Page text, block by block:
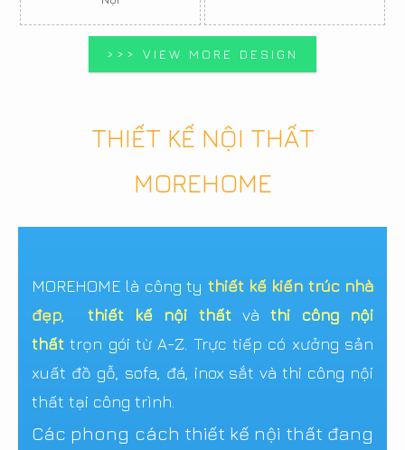
>>> VIEW MORE DESIGN
THIẾT KẾ NỘI THẤT
MOREHOME
MOREHOME là công ty thiết kế kiến trúc nhà
đẹp
thiết kế nội thấtvàthi công nội
thất trọn gói từ A-Z. Trực tiếp có xưởng sản
xuất đồ gỗ, sofa, đá, inox sắt và thi công nội
thất tại công trình.
Các phong cách thiết kế nội thất đang